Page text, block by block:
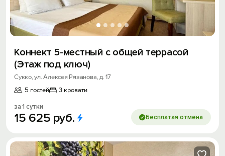
Коннект 5-местный с общей террасой
(Этаж под ключ)
Сукко, ул. Алексея Рязанова, д. 17
5 гостей
3 кровати
за 1 сутки
15 625 руб. Бесплатая отмена